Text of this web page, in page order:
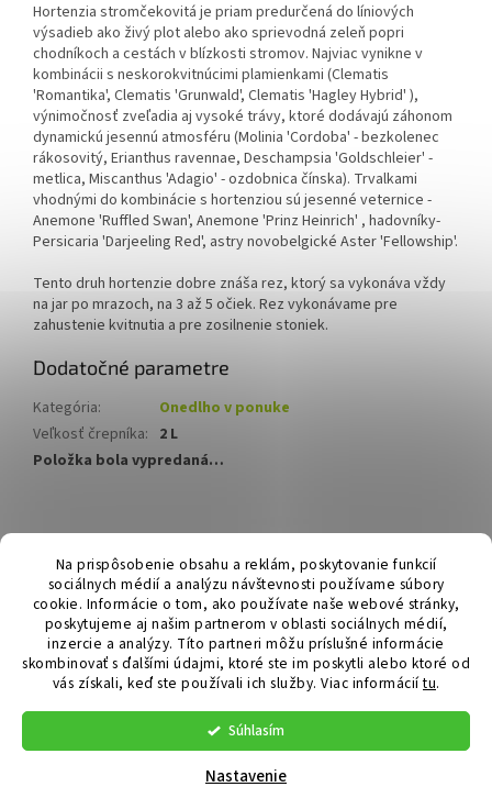
Na prispôsobenie obsahu a reklám, poskytovanie funkcií
sociálnych médií a analýzu návštevnosti používame súbory
cookie. Informácie o tom, ako používate naše webové stránky,
poskytujeme aj našim partnerom v oblasti sociálnych médií,
inzercie a analýzy. Títo partneri môžu príslušné informácie
skombinovať s ďalšími údajmi, ktoré ste im poskytli alebo ktoré od
vás získali, keď ste používali ich služby. Viac informáciítu.
Súhlasím
Nastavenie
Hortenzia stromčekovitá je priam predurčená do líniových
výsadieb ako živý plot alebo ako sprievodná zeleň popri
chodníkoch a cestách v blízkosti stromov. Najviac vynikne v
kombinácii s neskorokvitnúcimi plamienkami (Clematis
'Romantika', Clematis 'Grunwald', Clematis 'Hagley Hybrid' ),
výnimočnosť zveľadia aj vysoké trávy, ktoré dodávajú záhonom
dynamickú jesennú atmosféru (Molinia 'Cordoba' - bezkolenec
rákosovitý, Erianthus ravennae, Deschampsia 'Goldschleier' -
metlica, Miscanthus 'Adagio' - ozdobnica čínska). Trvalkami
vhodnými do kombinácie s hortenziou sú jesenné veternice -
Anemone 'Ruffled Swan', Anemone 'Prinz Heinrich' , hadovníky-
Persicaria 'Darjeeling Red', astry novobelgické Aster 'Fellowship'.
Tento druh hortenzie dobre znáša rez, ktorý sa vykonáva vždy
na jar po mrazoch, na 3 až 5 očiek. Rez vykonávame pre
zahustenie kvitnutia a pre zosilnenie stoniek.
Dodatočné parametre
Kategória:
Onedlho v ponuke
Veľkosť črepníka: 2 L
Položka bola vypredaná…
á
Hurmikaki.com
Vytvoril Shoptet